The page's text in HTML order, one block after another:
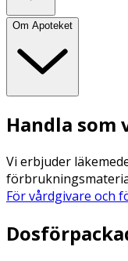
Om Apoteket
Handla som
Vi erbjuder
För vårdgivare och